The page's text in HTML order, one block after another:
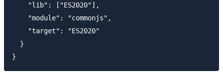
    "lib": ["ES2020"],
    "module": "commonjs",
    "target": "ES2020"
  }